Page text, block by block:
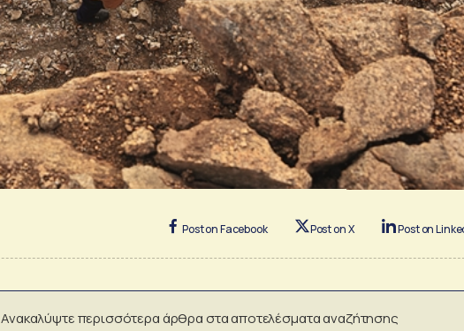
Post on Facebook Post on X Post on
Ανακαλύψτε περισσότερα άρθρα στα αποτελέσματα αναζήτησης